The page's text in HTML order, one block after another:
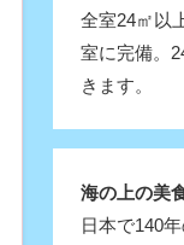
全室24㎡以
室に完備。
きます。
海の上の美
日本で140